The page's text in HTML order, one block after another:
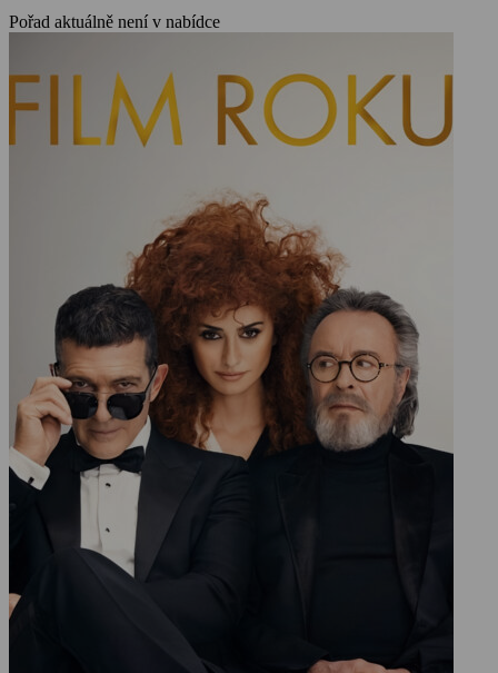
Pořad aktuálně není v nabídce